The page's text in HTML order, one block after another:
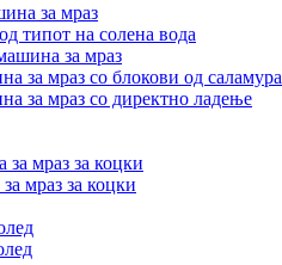
за мраз
типот на солена вода
за мраз
за мраз со блокови од саламура
за мраз со директно ладење
мраз за коцки
мраз за коцки